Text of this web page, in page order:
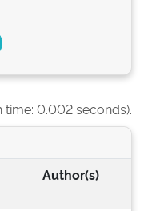
time: 0.002 seconds).
Author(s)